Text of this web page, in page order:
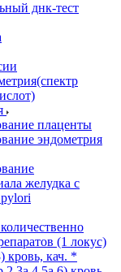
днк-тест
плаценты
эндометрия
желудка с
(1 локус)
кач. *